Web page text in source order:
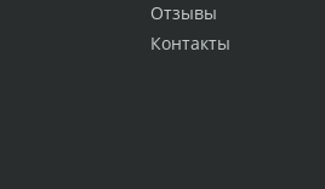
Отзывы
Контакты